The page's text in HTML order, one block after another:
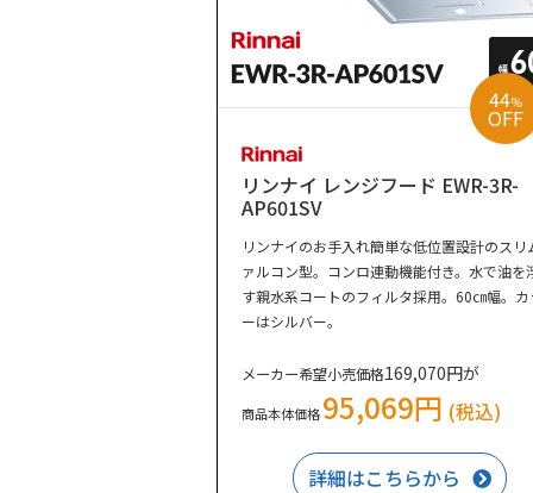
44%
OFF
リンナイ レンジフード EWR-3R-
AP601SV
リンナイのお手入れ簡単な低位置設計のスリ
ァルコン型。コンロ連動機能付き。水で油を
す親水系コートのフィルタ採用。60㎝幅。カ
ーはシルバー。
メーカー希望小売価格169,070円が
商品本体価格95,069円 (税込)
詳細はこちらから